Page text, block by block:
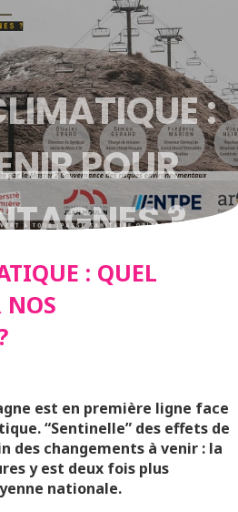
:
POUR
?
: QUEL
NOS
est en première ligne face
“Sentinelle” des effets de
des changements à venir : la
y est deux fois plus
nationale.